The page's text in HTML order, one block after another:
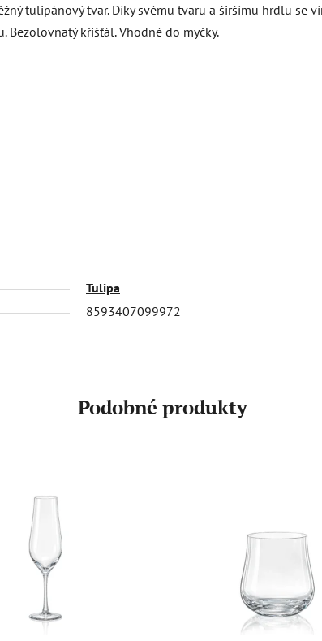
tulipánový tvar. Díky svému tvaru a širšímu hrdlu
Bezolovnatý křišťál. Vhodné do myčky.
Tulipa
8593407099972
Podobné produkty